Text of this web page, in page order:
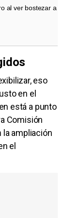
al ver bostezar a
eso
en el
está a punto
Comisión
la ampliación
el